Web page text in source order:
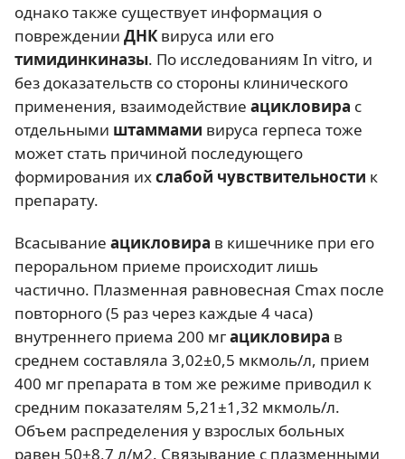
однако также существует информация о
повреждении ДНК вируса или его
тимидинкиназы. По исследованиям In vitro, и
без доказательств со стороны клинического
применения, взаимодействие ацикловира с
отдельными штаммами вируса герпеса тоже
может стать причиной последующего
формирования ихслабой чувствительности к
препарату.
Всасывание ацикловира в кишечнике при его
пероральном приеме происходит лишь
частично. Плазменная равновесная Cmax после
повторного (5 раз через каждые 4 часа)
внутреннего приема 200 мгацикловира в
среднем составляла 3,02±0,5 мкмоль/л, прием
400 мг препарата в том же режиме приводил к
средним показателям 5,21±1,32 мкмоль/л.
Объем распределения у взрослых больных
равен 50±8,7 л/м2. Связывание с плазменными